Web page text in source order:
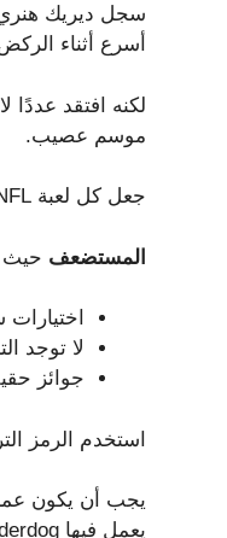
أسرع أثناء
لكنه افتقد
موسم عصيب.
جعل كل لعبة NFL تؤتي ثمارها
المستضعف حيث
اختيارات
لا توجد
جوائز
استخدم الرمز